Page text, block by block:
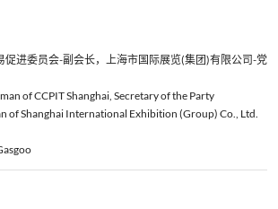
促进委员会-副会长，上海市国际展览(集团)有限公司-党
of CCPIT Shanghai, Secretary of the Party
of Shanghai International Exhibition (Group) Co., Ltd.